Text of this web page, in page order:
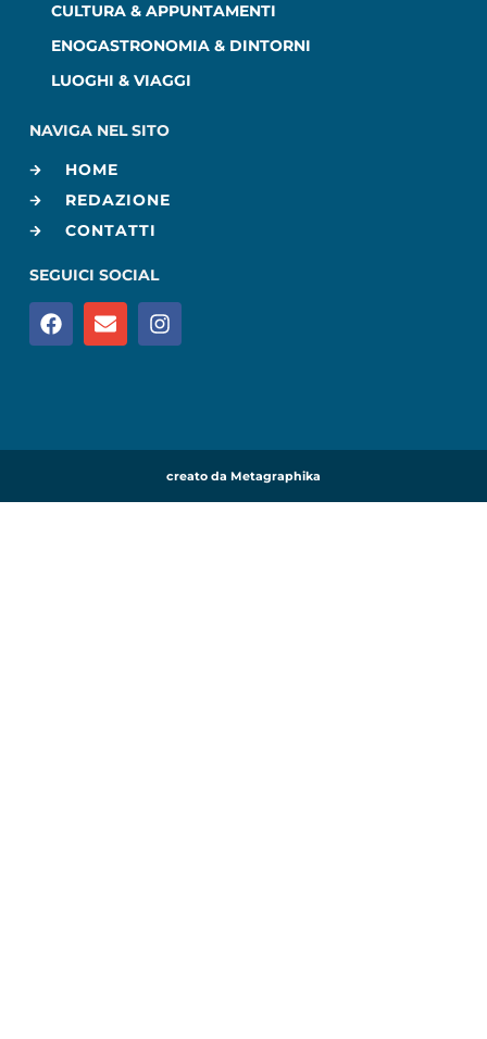
CULTURA & APPUNTAMENTI
ENOGASTRONOMIA & DINTORNI
LUOGHI & VIAGGI
NAVIGA NEL SITO
HOME
REDAZIONE
CONTATTI
SEGUICI SOCIAL
creato da Metagraphika